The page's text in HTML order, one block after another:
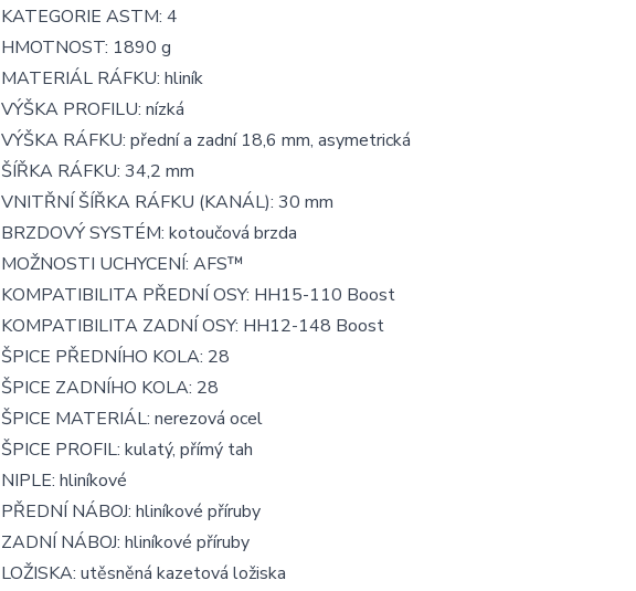
KATEGORIE ASTM: 4
HMOTNOST: 1890 g
MATERIÁL RÁFKU: hliník
VÝŠKA PROFILU: nízká
VÝŠKA RÁFKU: přední a zadní 18,6 mm, asymetrická
ŠÍŘKA RÁFKU: 34,2 mm
VNITŘNÍ ŠÍŘKA RÁFKU (KANÁL): 30 mm
BRZDOVÝ SYSTÉM: kotoučová brzda
MOŽNOSTI UCHYCENÍ: AFS™
KOMPATIBILITA PŘEDNÍ OSY: HH15-110 Boost
KOMPATIBILITA ZADNÍ OSY: HH12-148 Boost
ŠPICE PŘEDNÍHO KOLA: 28
ŠPICE ZADNÍHO KOLA: 28
ŠPICE MATERIÁL: nerezová ocel
ŠPICE PROFIL: kulatý, přímý tah
NIPLE: hliníkové
PŘEDNÍ NÁBOJ: hliníkové příruby
ZADNÍ NÁBOJ: hliníkové příruby
LOŽISKA: utěsněná kazetová ložiska